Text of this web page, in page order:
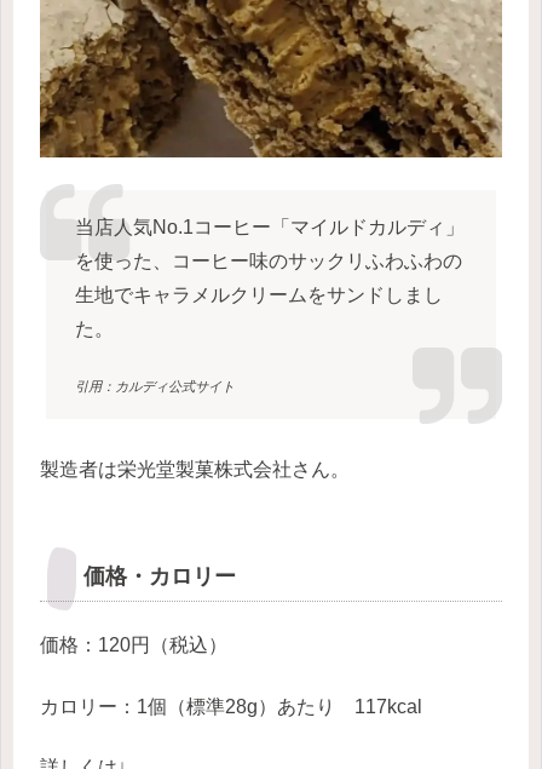
当店人気No.1コーヒー「マイルドカルディ」
を使った、コーヒー味のサックリふわふわの
生地でキャラメルクリームをサンドしまし
た。
引用：カルディ公式サイト
製造者は栄光堂製菓株式会社さん。
価格・カロリー
価格：120円（税込）
カロリー：1個（標準28g）あたり 117kcal